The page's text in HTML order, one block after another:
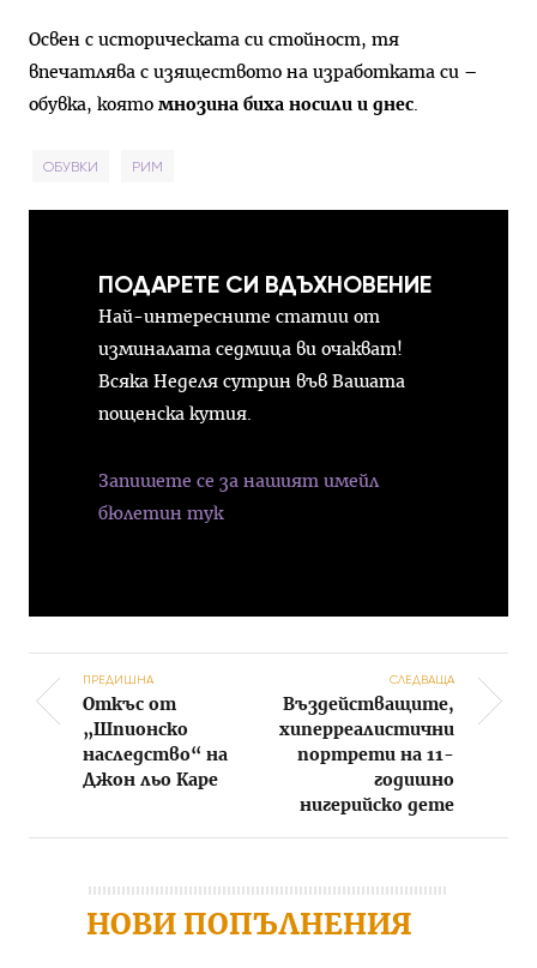
Освен с историческата си стойност, тя
впечатлява с изяществото на изработката си –
обувка, която мнозина биха носили и днес.
ОБУВКИ РИМ
ПОДАРЕТЕ СИ ВДЪХНОВЕНИЕ
Най-интересните статии от
изминалата седмица ви очакват!
Всяка Неделя сутрин във Вашата
пощенска кутия.
Запишете се за нашият имейл
бюлетин тук
Post navigation
ПРЕДИШНА
Откъс от
„Шпионско
наследство“ на
Джон льо Каре
СЛЕДВАЩА
Въздействащите,
хиперреалистични
портрети на 11-
годишно
нигерийско дете
НОВИ ПОПЪЛНЕНИЯ